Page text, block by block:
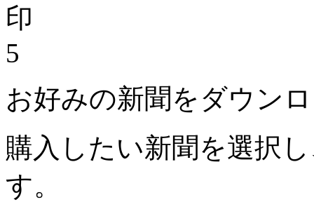
5
お好みの新聞をダウン
購入したい新聞を選択
す。